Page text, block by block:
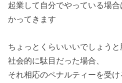
起業して自分でやっている場
かってきます
ちょっとくらいいいでしょう
社会的に駄目だった場合、
それ相応のペナルティーを受